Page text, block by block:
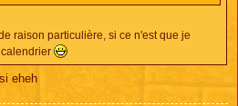
raison particulière, si ce n'est que je
eheh